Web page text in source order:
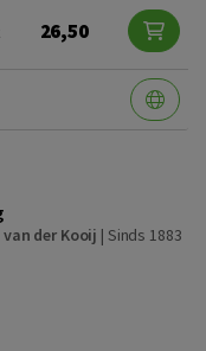
26,50
der Kooij | Sinds 1883